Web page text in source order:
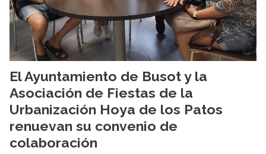
El Ayuntamiento de Busot y la
Asociación de Fiestas de la
Urbanización Hoya de los Patos
renuevan su convenio de
colaboración